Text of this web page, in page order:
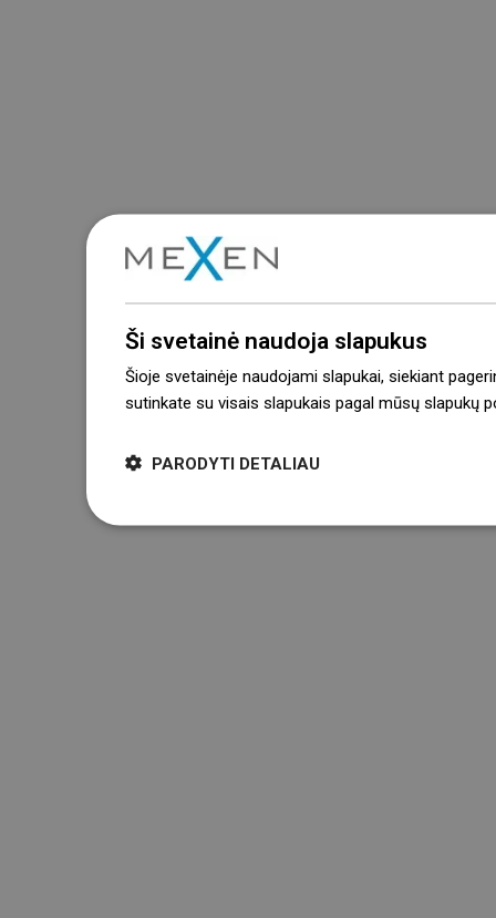
Ši svetainė naudoja slapukus
Šioje svetainėje naudojami slapukai, siekiant
sutinkate su visais slapukais pagal mūsų slapukų
PARODYTI DETALIAU